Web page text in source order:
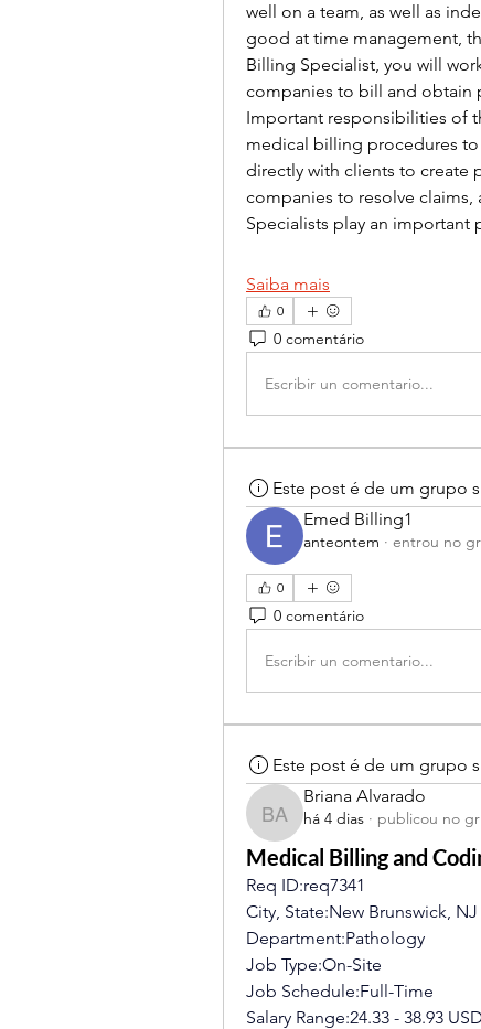
well on a team, as well as
good at time management,
Billing Specialist, you will
companies to bill and obtain
Important responsibilities of
medical billing procedures
directly with clients to create
companies to resolve
Specialists play an important
Saiba mais
0
0 comentário
Escribir un comentario...
Este post é de um grupo
Emed Billing1
anteontem · entrou no
0
0 comentário
Escribir un comentario...
Este post é de um grupo
Briana Alvarado
Briana Alvarado
há 4 dias · publicou no
Medical Billing and
Req ID:req7341
City, State:New Brunswick, NJ
Department:Pathology
Job Type:On-Site
Job Schedule:Full-Time
Salary Range:24.33 - 38.93 USD